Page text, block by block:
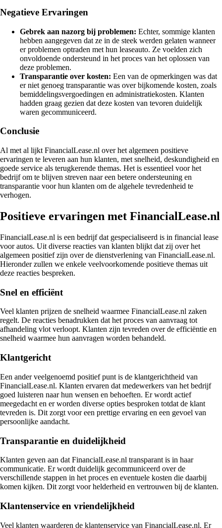
Negatieve Ervaringen
Gebrek aan nazorg bij problemen: Echter, sommige klanten
hebben aangegeven dat ze in de steek werden gelaten wanneer
er problemen optraden met hun leaseauto. Ze voelden zich
onvoldoende ondersteund in het proces van het oplossen van
deze problemen.
Transparantie over kosten: Een van de opmerkingen was dat
er niet genoeg transparantie was over bijkomende kosten, zoals
bemiddelingsvergoedingen en administratiekosten. Klanten
hadden graag gezien dat deze kosten van tevoren duidelijk
waren gecommuniceerd.
Conclusie
Al met al lijkt FinancialLease.nl over het algemeen positieve
ervaringen te leveren aan hun klanten, met snelheid, deskundigheid en
goede service als terugkerende themas. Het is essentieel voor het
bedrijf om te blijven streven naar een betere ondersteuning en
transparantie voor hun klanten om de algehele tevredenheid te
verhogen.
Positieve ervaringen met FinancialLease.nl
FinancialLease.nl is een bedrijf dat gespecialiseerd is in financial lease
voor autos. Uit diverse reacties van klanten blijkt dat zij over het
algemeen positief zijn over de dienstverlening van FinancialLease.nl.
Hieronder zullen we enkele veelvoorkomende positieve themas uit
deze reacties bespreken.
Snel en efficiënt
Veel klanten prijzen de snelheid waarmee FinancialLease.nl zaken
regelt. De reacties benadrukken dat het proces van aanvraag tot
afhandeling vlot verloopt. Klanten zijn tevreden over de efficiëntie en
snelheid waarmee hun aanvragen worden behandeld.
Klantgericht
Een ander veelgenoemd positief punt is de klantgerichtheid van
FinancialLease.nl. Klanten ervaren dat medewerkers van het bedrijf
goed luisteren naar hun wensen en behoeften. Er wordt actief
meegedacht en er worden diverse opties besproken totdat de klant
tevreden is. Dit zorgt voor een prettige ervaring en een gevoel van
persoonlijke aandacht.
Transparantie en duidelijkheid
Klanten geven aan dat FinancialLease.nl transparant is in haar
communicatie. Er wordt duidelijk gecommuniceerd over de
verschillende stappen in het proces en eventuele kosten die daarbij
komen kijken. Dit zorgt voor helderheid en vertrouwen bij de klanten.
Klantenservice en vriendelijkheid
Veel klanten waarderen de klantenservice van FinancialLease.nl. Er